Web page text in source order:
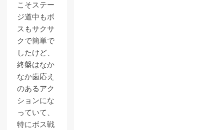
こそステー
ジ道中もボ
スもサクサ
クで簡単で
したけど、
終盤はなか
なか歯応え
のあるアク
ションにな
っていて、
特にボス戦